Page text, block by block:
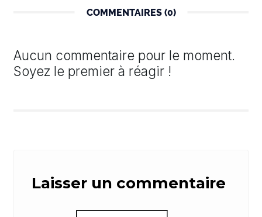
COMMENTAIRES (0)
Aucun commentaire pour le moment.
Soyez le premier à réagir !
Laisser un commentaire